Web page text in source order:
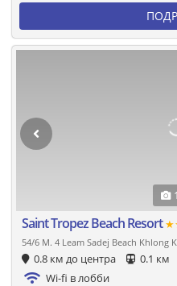
Saint Tropez Beach Resort
54/6 M. 4 Leam Sadej Beach Khlong
0.8 км до центра 0.1 км
Wi-fi в лобби